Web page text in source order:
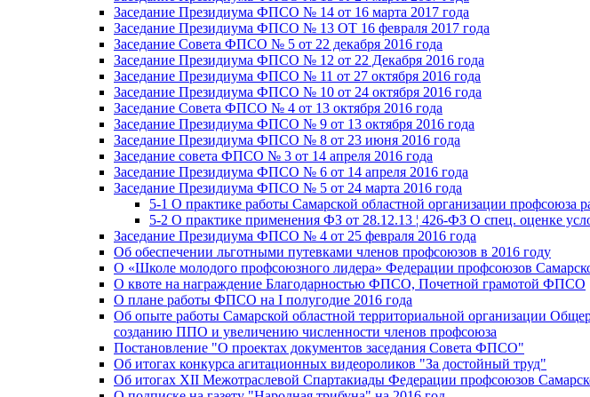
Заседание Президиума ФПСО № 14 от 16 марта 2017 года
Заседание Президиума ФПСО № 13 ОТ 16 февраля 2017 года
Заседание Совета ФПСО № 5 от 22 декабря 2016 года
Заседание Президиума ФПСО № 12 от 22 Декабря 2016 года
Заседание Президиума ФПСО № 11 от 27 октября 2016 года
Заседание Президиума ФПСО № 10 от 24 октября 2016 года
Заседание Совета ФПСО № 4 от 13 октября 2016 года
Заседание Президиума ФПСО № 9 от 13 октября 2016 года
Заседание Президиума ФПСО № 8 от 23 июня 2016 года
Заседание совета ФПСО № 3 от 14 апреля 2016 года
Заседание Президиума ФПСО № 6 от 14 апреля 2016 года
Заседание Президиума ФПСО № 5 от 24 марта 2016 года
5-1 О практике работы Самарской областной организации
5-2 О практике применения ФЗ от 28.12.13 ¦ 426-ФЗ О спец. оценке
Заседание Президиума ФПСО № 4 от 25 февраля 2016 года
Об обеспечении льготными путевками членов профсоюзов в 2016 году
О «Школе молодого профсоюзного лидера» Федерации профсоюзов
О квоте на награждение Благодарностью ФПСО, Почетной грамотой ФПСО
О плане работы ФПСО на I полугодие 2016 года
Об опыте работы Самарской областной территориальной организации
созданию ППО и увеличению численности членов профсоюза
Постановление "О проектах документов заседания Совета ФПСО"
Об итогах конкурса агитационных видеороликов "За достойный труд"
Об итогах XII Межотраслевой Спартакиады Федерации профсоюзов